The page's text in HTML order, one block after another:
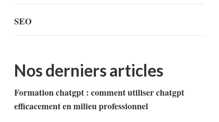
SEO
Nos derniers articles
Formation chatgpt : comment utiliser chatgpt
efficacement en milieu professionnel